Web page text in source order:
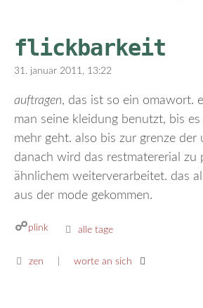
flickbarkeit
31. januar 2011, 13:22
auftragen, das ist so ein omawort.
man seine kleidung benutzt, bis
mehr geht. also bis zur grenze der
danach wird das restmatererial zu
ähnlichem weiterverarbeitet. das
aus der mode gekommen.
plink kategorien
alle tage
zen worte an sich